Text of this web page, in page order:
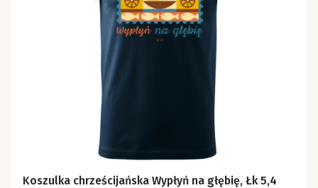
Koszulka chrześcijańska Wypłyń na głębię, Łk 5,4